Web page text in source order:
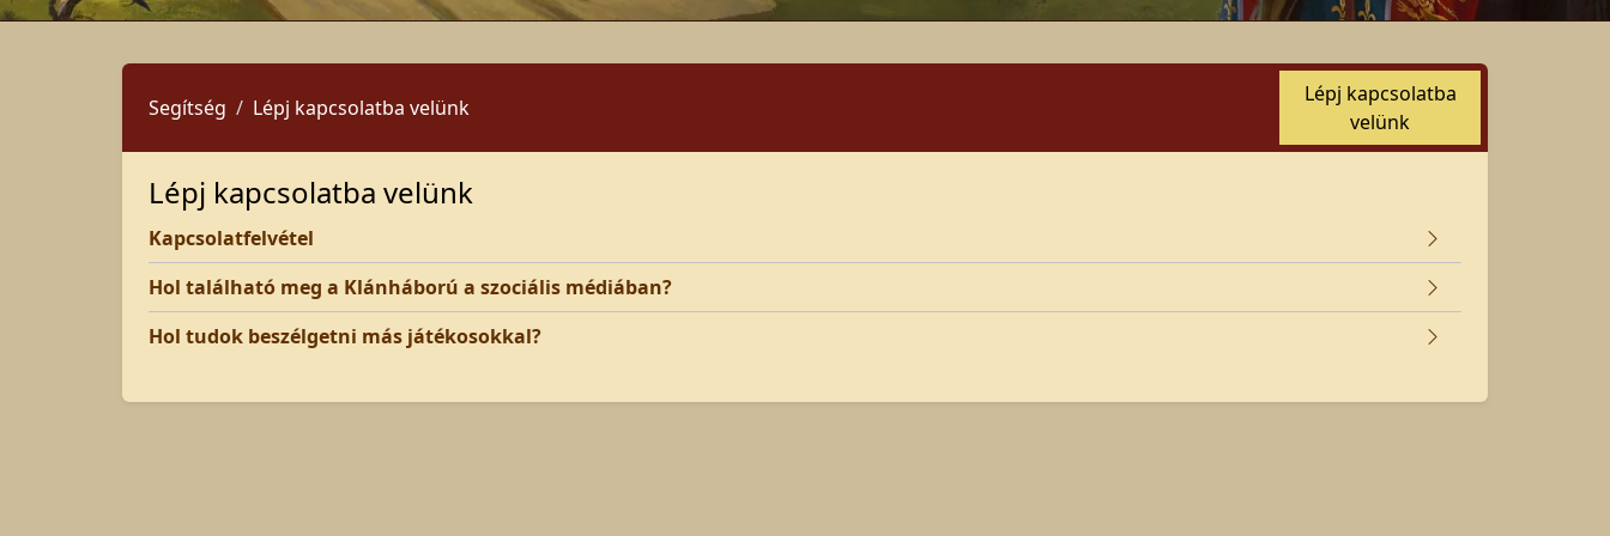
Segítség Lépj kapcsolatba velünk
Lépj kapcsolatba
velünk
Lépj kapcsolatba velünk
Kapcsolatfelvétel
Hol található meg a Klánháború a szociális médiában?
Hol tudok beszélgetni más játékosokkal?